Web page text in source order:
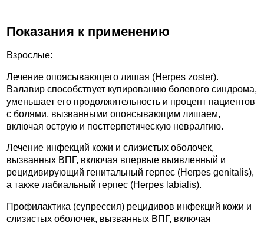
Показания к применению
Взрослые:
Лечение опоясывающего лишая (Herpes zoster).
Валавир способствует купированию болевого синдрома,
уменьшает его продолжительность и процент пациентов
с болями, вызванными опоясывающим лишаем,
включая острую и постгерпетическую невралгию.
Лечение инфекций кожи и слизистых оболочек,
вызванных ВПГ, включая впервые выявленный и
рецидивирующий генитальный герпес (Herpes genitalis),
а также лабиальный герпес (Herpes labialis).
Профилактика (супрессия) рецидивов инфекций кожи и
слизистых оболочек, вызванных ВПГ, включая